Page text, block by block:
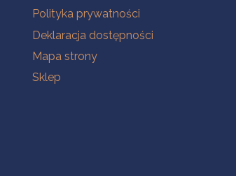
Polityka prywatności
Deklaracja dostępności
Mapa strony
Sklep